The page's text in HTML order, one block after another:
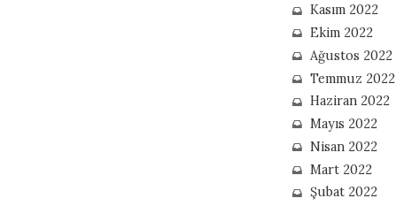
Kasım 2022
Ekim 2022
Ağustos 2022
Temmuz 2022
Haziran 2022
Mayıs 2022
Nisan 2022
Mart 2022
Şubat 2022